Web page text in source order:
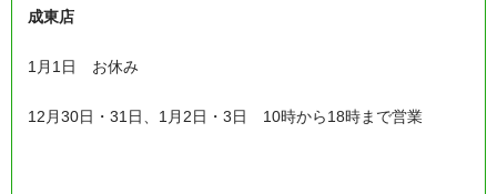
成東店
1月1日 お休み
12月30日・31日、1月2日・3日 10時から18時まで営業